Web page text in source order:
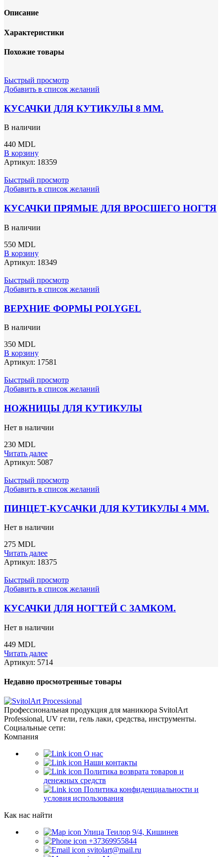
Описание
Характеристики
Похожие товары
Быстрый просмотр
Добавить в список желаний
КУСАЧКИ ДЛЯ КУТИКУЛЫ 8 ММ.
В наличии
440 MDL
В корзину
Артикул: 18359
Быстрый просмотр
Добавить в список желаний
КУСАЧКИ ПРЯМЫЕ ДЛЯ ВРОСШЕГО НОГТЯ
В наличии
550 MDL
В корзину
Артикул: 18349
Быстрый просмотр
Добавить в список желаний
ВЕРХНИЕ ФОРМЫ POLYGEL
В наличии
350 MDL
В корзину
Артикул: 17581
Быстрый просмотр
Добавить в список желаний
НОЖНИЦЫ ДЛЯ КУТИКУЛЫ
Нет в наличии
230 MDL
Читать далее
Артикул: 5087
Быстрый просмотр
Добавить в список желаний
ПИНЦЕТ-КУСАЧКИ ДЛЯ КУТИКУЛЫ 4 ММ.
Нет в наличии
275 MDL
Читать далее
Артикул: 18375
Быстрый просмотр
Добавить в список желаний
КУСАЧКИ ДЛЯ НОГТЕЙ C ЗАМКОМ.
Нет в наличии
449 MDL
Читать далее
Артикул: 5714
Недавно просмотренные товары
Профессиональная продукция для маникюра SvitolArt
Professional, UV гели, гель лаки, средства, инструменты.
Социальные сети:
Компания
О нас
Наши контакты
Политика возврата товаров и
денежных средств
Политика конфиденциальности и
условия использования
Как нас найти
Улица Теилор 9/4, Кишинев
+37369955844
svitolart@mail.ru